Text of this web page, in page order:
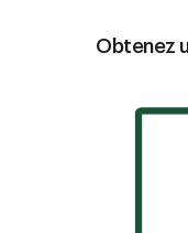
Obtenez